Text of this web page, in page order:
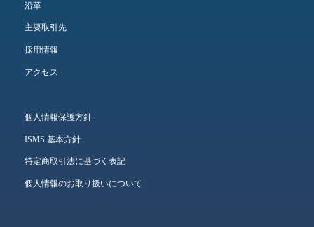
沿革
主要取引先
採用情報
アクセス
個人情報保護方針
ISMS 基本方針
特定商取引法に基づく表記
個人情報のお取り扱いについて